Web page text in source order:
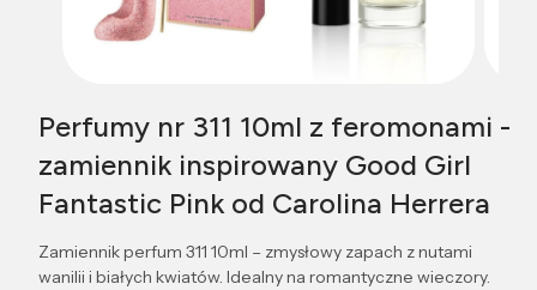
Perfumy nr 311 10ml z feromonami -
zamiennik inspirowany Good Girl
Fantastic Pink od Carolina Herrera
Zamiennik perfum 311 10ml – zmysłowy zapach z nutami
wanilii i białych kwiatów. Idealny na romantyczne wieczory.